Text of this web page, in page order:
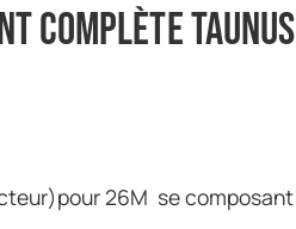
complète taunus
26M se composant